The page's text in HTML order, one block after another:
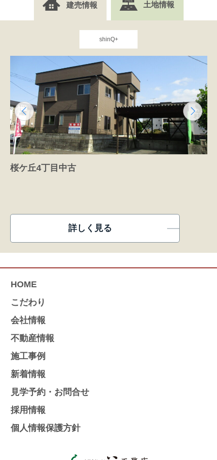
建売情報 土地情報
shinQ+
桜ケ丘4丁目中古
詳しく見る
HOME
こだわり
会社情報
不動産情報
施工事例
新着情報
見学予約・お問合せ
採用情報
個人情報保護方針